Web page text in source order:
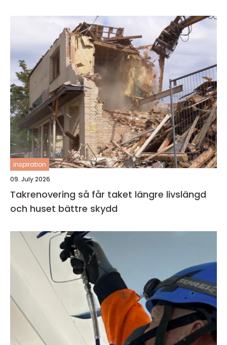
inspiration
09. July 2026
Takrenovering så får taket längre livslängd
och huset bättre skydd